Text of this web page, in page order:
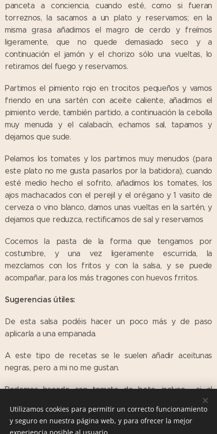
panceta a conciencia, cuando esté, como si fueran
torreznos, la sacamos a un plato y reservamos; en la
misma grasa añadimos el magro de cerdo y freímos
ligeramente, que no quede demasiado seco y a
continuación el jamón y el chorizo sólo una vueltas, lo
retiramos del fuego y reservamos.
Partimos el pimiento rojo en trocitos pequeños y vamos
friendo en una sartén con aceite caliente, añadimos el
pimiento verde, también partido, a continuación la cebolla
muy menuda y el calabacín, echamos sal, tapamos y
dejamos que sude.
Pelamos los tomates y los partimos muy menudos (para
este plato no me gusta pasarlos por la batidora), cuando
esté medio hecho el sofrito, añadimos los tomates, los
ajos machacados con el perejil y el orégano y 1 vasito de
cerveza o vino blanco, damos unas vueltas en la sartén, y
dejamos que reduzca, rectificamos de sal y reservamos
Cocemos la pasta de la forma que tengamos por
costumbre, y una vez ligeramente escurrida, la
mezclamos con los fritos y con la salsa, y se puede
acompañar, para los más tragones con huevos frritos.
Sugerencias útiles:
De esta salsa podéis hacer un poco más y de paso
aplicarla a una empanada.
A este tipo de recetas se le suelen añadir aceitunas
negras, pero a mi no me gustan.
Podemos hacerlo con tomate de bote, incluso, si el
Utilizamos cookies para permitir un correcto funcionamiento
y seguro en nuestra página web, y para ofrecer la mejor